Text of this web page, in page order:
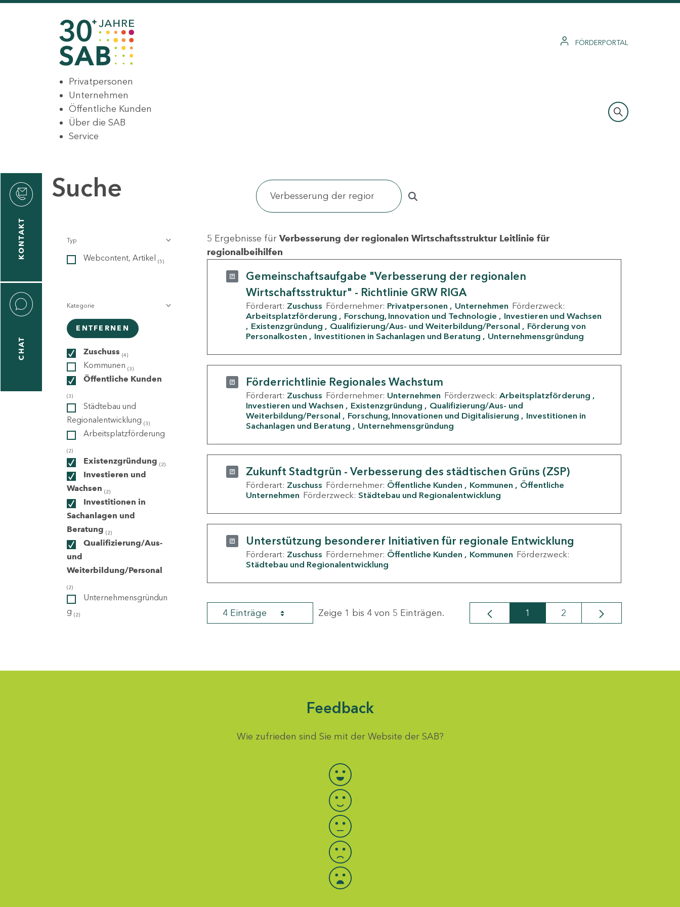
FÖRDERPORTAL
Privatpersonen
Unternehmen
Öffentliche Kunden
Über die SAB
Service
KONTAKT
CHAT
Suche
Typ
Webcontent, Artikel (5)
Kategorie
ENTFERNEN
Zuschuss (4)
Kommunen (3)
Öffentliche Kunden
(3)
Städtebau und
Regionalentwicklung (3)
Arbeitsplatzförderung
(2)
Existenzgründung (2)
Investieren und
Wachsen (2)
Investitionen in
Sachanlagen und
Beratung (2)
Qualifizierung/Aus-
und
Weiterbildung/Personal
(2)
Unternehmensgründun
g (2)
5 Ergebnisse für Verbesserung der regionalen Wirtschaftsstruktur Leitlinie für
regionalbeihilfen
Gemeinschaftsaufgabe "Verbesserung der regionalen
Wirtschaftsstruktur" - Richtlinie GRW RIGA
Förderart: Zuschuss Fördernehmer: Privatpersonen Unternehmen Förderzweck:
Arbeitsplatzförderung
Forschung, Innovation und Technologie
Investieren und Wachsen
Existenzgründung
Qualifizierung/Aus- und Weiterbildung/Personal
Förderung von
Personalkosten
Investitionen in Sachanlagen und Beratung Unternehmensgründung
Förderrichtlinie Regionales Wachstum
Förderart: Zuschuss Fördernehmer: Unternehmen Förderzweck: Arbeitsplatzförderung
Investieren und Wachsen
Existenzgründung
Qualifizierung/Aus- und
Weiterbildung/Personal
Forschung, Innovationen und Digitalisierung
Investitionen in
Sachanlagen und Beratung
Unternehmensgründung
Zukunft Stadtgrün - Verbesserung des städtischen Grüns (ZSP)
Förderart: Zuschuss Fördernehmer: Öffentliche Kunden Kommunen
Öffentliche
Unternehmen Förderzweck: Städtebau und Regionalentwicklung
Unterstützung besonderer Initiativen für regionale Entwicklung
Förderart: Zuschuss Fördernehmer: Öffentliche Kunden Kommunen Förderzweck:
Städtebau und Regionalentwicklung
4 Einträge Zeige 1 bis 4 von 5 Einträgen. Seite
1 Seite
2
Feedback
Wie zufrieden sind Sie mit der Website der SAB?
Bewertung auswählen